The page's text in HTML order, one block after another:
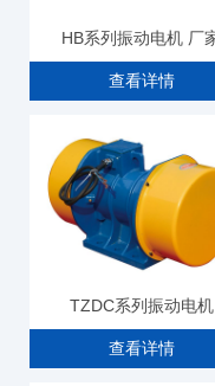
HB系列振动电机 厂
查看详情
TZDC系列振动电机
查看详情